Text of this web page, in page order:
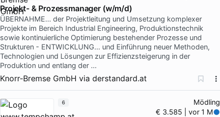
Projekt- & Prozessmanager (w/m/d)
ÜBERNAHME... der Projektleitung und Umsetzung komplexer
Projekte im Bereich Industrial Engineering, Produktionstechnik
sowie kontinuierliche Optimierung bestehender Prozesse und
Strukturen - ENTWICKLUNG... und Einführung neuer Methoden,
Technologien und Lösungen zur Effizienzsteigerung in der
Produktion und entlang der …
Knorr-Bremse GmbH via derstandard.at
Mödling
€ 3.585 | vor 1 M
6